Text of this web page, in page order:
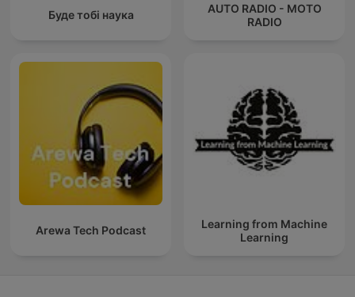
Буде тобі наука
AUTO RADIO - MOTO
RADIO
Arewa Tech Podcast
Learning from Machine
Learning